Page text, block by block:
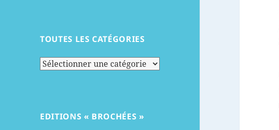
TOUTES LES CATÉGORIES
Toutes
EDITIONS « BROCHÉES »